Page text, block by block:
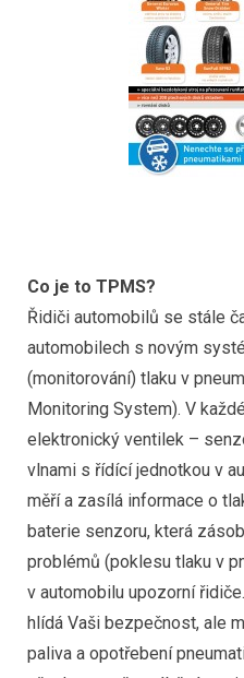
Co je to TPMS?
Řidiči automobilů se stále
automobilech s novým
(monitorování) tlaku v
Monitoring System). V
elektronický ventilek –
vlnami s řídící jednotkou v
měří a zasílá informace o
baterie senzoru, která
problémů (poklesu tlaku v
v automobilu upozorní
hlídá Vaši bezpečnost, ale
paliva a opotřebení